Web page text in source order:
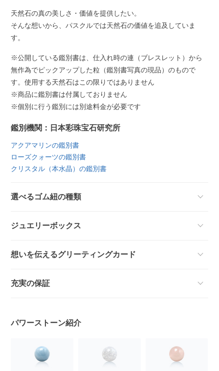
天然石の真の美しさ・価値を提供したい。
そんな想いから、パスクルでは天然石の価値を追及していま
す。
※公開している鑑別書は、仕入れ時の連（ブレスレット）から
無作為でピックアップした粒（鑑別書写真の現品）のもので
す。使用する天然石はこの限りではありません
※商品に鑑別書は付属しておりません
※個別に行う鑑別には別途料金が必要です
鑑別機関：日本彩珠宝石研究所
アクアマリンの鑑別書
ローズクォーツの鑑別書
クリスタル（本水晶）の鑑別書
選べるゴム紐の種類
ジュエリーボックス
想いを伝えるグリーティングカード
充実の保証
パワーストーン紹介